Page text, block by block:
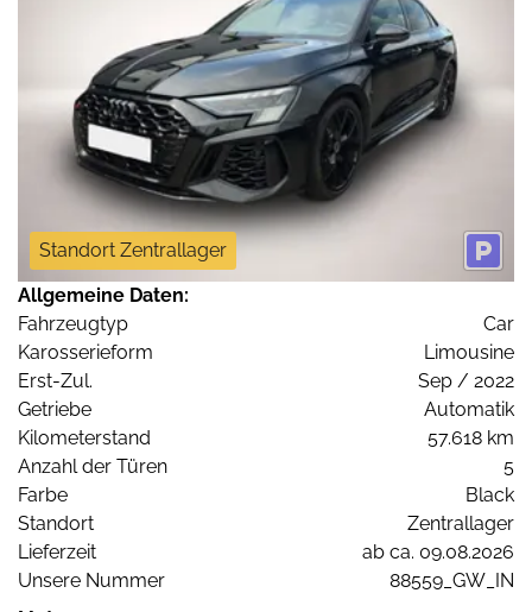
Standort Zentrallager
Allgemeine Daten:
Fahrzeugtyp
Car
Karosserieform
Limousine
Erst-Zul.
Sep / 2022
Getriebe
Automatik
Kilometerstand
57.618 km
Anzahl der Türen
5
Farbe
Black
Standort
Zentrallager
Lieferzeit
ab ca. 09.08.2026
Unsere Nummer
88559_GW_IN